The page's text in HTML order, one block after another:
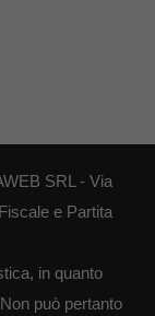
SRL - Via
e Partita
in quanto
può pertanto